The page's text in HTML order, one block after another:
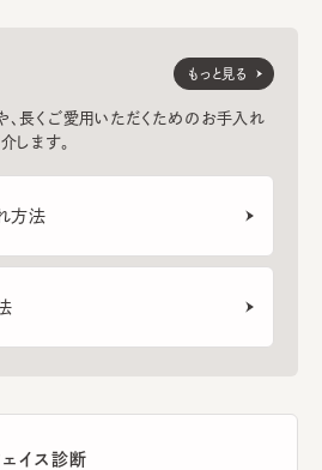
長くご愛用いただくためのお手入れ
します。
方法
もっと見る
ェイス診断